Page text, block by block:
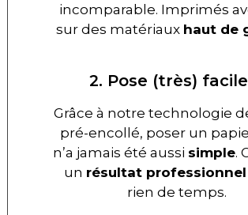
incomparable. Imprimés
sur des matériaux haut de
2. Pose (très)
Grâce à notre technologie
pré-encollé, poser un
n’a jamais été aussi simple.
un résultat professionnel
rien de temps.